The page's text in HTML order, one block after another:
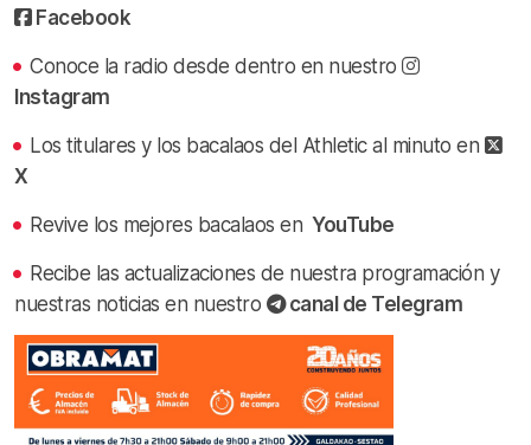
Facebook
Conoce la radio desde dentro en nuestro
Instagram
Los titulares y los bacalaos del Athletic al minuto en
X
Revive los mejores bacalaos en YouTube
Recibe las actualizaciones de nuestra programación y
nuestras noticias en nuestro
canal de Telegram